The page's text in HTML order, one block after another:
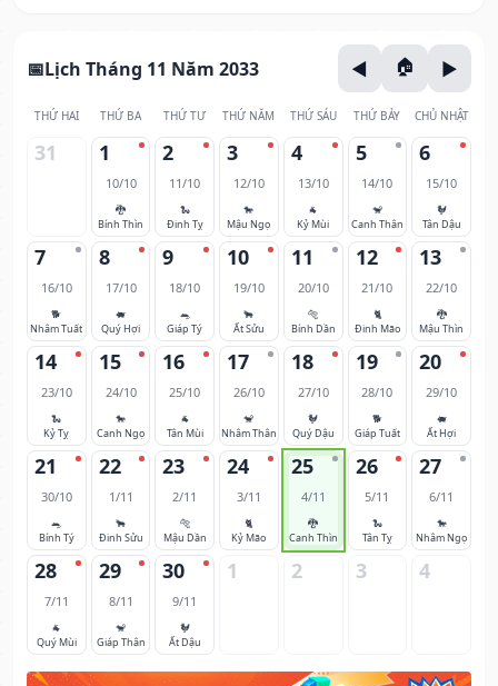
Lịch Tháng 11 Năm 2033
THỨ HAI THỨ BA THỨ TƯ THỨ NĂM THỨ SÁU THỨ BẢY CHỦ NHẬT
31 1
10/10
🐉
Bính Thìn
2
11/10
🐍
Đinh Tỵ
3
12/10
🐎
Mậu Ngọ
4
13/10
🐐
Kỷ Mùi
5
14/10
🐒
Canh Thân
6
15/10
🐓
Tân Dậu
7
16/10
🐕
Nhâm Tuất
8
17/10
🐖
Quý Hợi
9
18/10
🐀
Giáp Tý
10
19/10
🐂
Ất Sửu
11
20/10
🐅
Bính Dần
12
21/10
🐈
Đinh Mão
13
22/10
🐉
Mậu Thìn
14
23/10
🐍
Kỷ Tỵ
15
24/10
🐎
Canh Ngọ
16
25/10
🐐
Tân Mùi
17
26/10
🐒
Nhâm Thân
18
27/10
🐓
Quý Dậu
19
28/10
🐕
Giáp Tuất
20
29/10
🐖
Ất Hợi
21
30/10
🐀
Bính Tý
22
1/11
🐂
Đinh Sửu
23
2/11
🐅
Mậu Dần
24
3/11
🐈
Kỷ Mão
25
4/11
🐉
Canh Thìn
26
5/11
🐍
Tân Tỵ
27
6/11
🐎
Nhâm Ngọ
28
7/11
🐐
Quý Mùi
29
8/11
🐒
Giáp Thân
30
9/11
🐓
Ất Dậu
1 2 3 4